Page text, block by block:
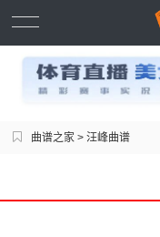
曲谱之家 > 汪峰曲谱